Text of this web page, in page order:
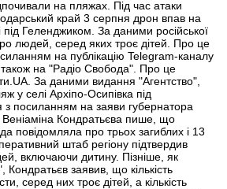
на пляжах. Під час атаки
край 3 серпня дрон впав на
під Геленджиком. За даними російської
людей, серед яких троє дітей. Про це
на публікацію Telegram-каналу
на "Радіо Свобода". Про це
За даними видання "Агентство",
у селі Архіпо-Осипівка під
посиланням на заяви губернатора
Кондратьєва пише, що
повідомляла про трьох загиблих і 13
штаб регіону підтвердив
включаючи дитину. Пізніше, як
Кондратьєв заявив, що кількість
серед них троє дітей, а кількість